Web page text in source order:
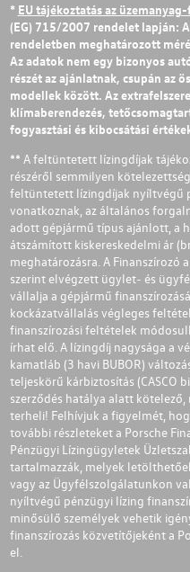
* EU tájékoztatás az
(EG) 715/2007 rendelet lapján:
rendeletben meghatározott
Az adatok nem egy bizonyos
részét az ajánlatnak, csupán az
modellek között. Az
klímaberendezés,
fogyasztási és kibocsátási
** A feltüntetett lízingdíjak
részéről semmilyen
feltüntetett lízingdíjak nyíltvégű
vonatkoznak, az általános
adott gépjármű típus ajánlott,
átszámított kiskereskedelmi ár
meghatározásra. A Finanszírozó
szerint elvégzett ügylet- és
vállalja a gépjármű
kockázatvállalás végleges
finanszírozási feltételek
írhat elő. A lízingdíj nagysága a
kamatláb (3 havi BUBOR)
teljeskörű kárbiztosítás (CASCO
szerződés hatálya alatt
terheli! Felhívjuk a figyelmét,
további részleteket a Porsche
Pénzügyi Lízingügyletek
tartalmazzák, melyek
vagy az Ügyfélszolgálatunkon
nyíltvégű pénzügyi lízing
minősülő személyek vehetik
finanszírozás közvetítőjeként a
el.